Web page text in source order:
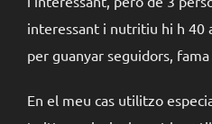
interessant i nutritiu hi h 40
per guanyar seguidors,
En el meu cas utilitzo